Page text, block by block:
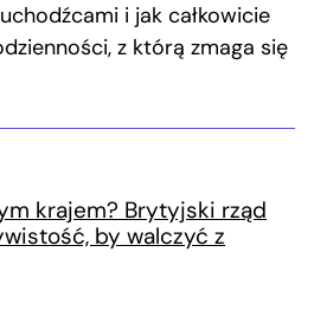
i jak całkowicie
z którą zmaga się
krajem? Brytyjski rząd
by walczyć z